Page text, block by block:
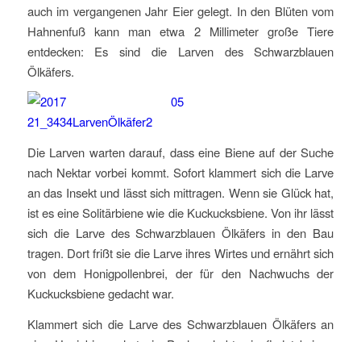
auch im vergangenen Jahr Eier gelegt. In den Blüten vom
Hahnenfuß kann man etwa 2 Millimeter große Tiere
entdecken: Es sind die Larven des Schwarzblauen
Ölkäfers.
Die Larven warten darauf, dass eine Biene auf der Suche
nach Nektar vorbei kommt. Sofort klammert sich die Larve
an das Insekt und lässt sich mittragen. Wenn sie Glück hat,
ist es eine Solitärbiene wie die Kuckucksbiene. Von ihr lässt
sich die Larve des Schwarzblauen Ölkäfers in den Bau
tragen. Dort frißt sie die Larve ihres Wirtes und ernährt sich
von dem Honigpollenbrei, der für den Nachwuchs der
Kuckucksbiene gedacht war.
Klammert sich die Larve des Schwarzblauen Ölkäfers an